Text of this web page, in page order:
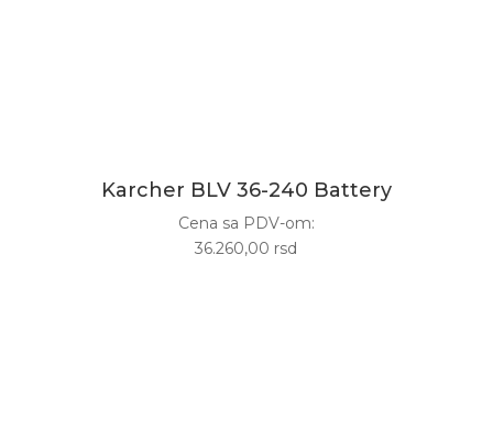
Karcher BLV 36-240 Battery
Cena sa PDV-om:
36.260,00 rsd